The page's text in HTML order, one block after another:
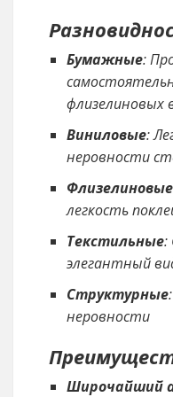
Бумажные:
флизелиновых
Виниловые:
неровности
Флизелиновые
легкость
Текстильные:
элегантный
Структурные
неровности
Широчайший